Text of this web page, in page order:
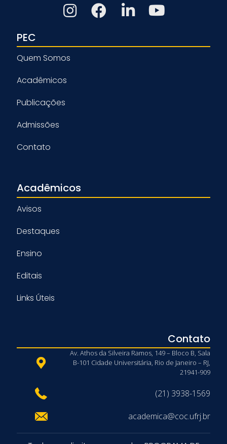
PEC
Quem Somos
Acadêmicos
Publicações
Admissões
Contato
Acadêmicos
Avisos
Destaques
Ensino
Editais
Links Úteis
Contato
Av. Athos da Silveira Ramos, 149 – Bloco B, Sala
B-101 Cidade Universitária, Rio de Janeiro – RJ,
21941-909
(21) 3938-1569
academica@coc.ufrj.br